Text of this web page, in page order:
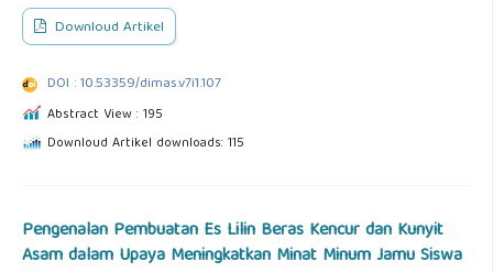
Downloud Artikel
DOI : 10.53359/dimas.v7i1.107
Abstract View : 195
Downloud Artikel downloads: 115
Pengenalan Pembuatan Es Lilin Beras Kencur dan Kunyit
Asam dalam Upaya Meningkatkan Minat Minum Jamu Siswa